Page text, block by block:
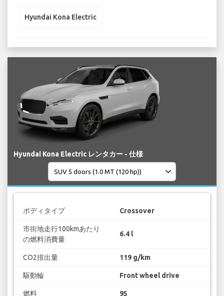
Hyundai Kona Electric
Hyundai Kona Electric レンタカー - 仕様
ボディタイプ Crossover
市街地走行100kmあたり
の燃料消費量
6.4 l
CO2排出量 119 g/km
駆動輪 Front wheel drive
燃料 95